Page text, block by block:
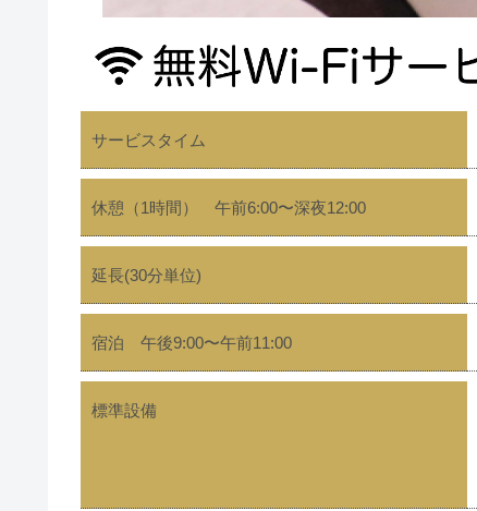
サービスタイム
休憩（1時間） 午前6:00〜深夜12:00​
延長(30分単位)
宿泊 午後9:00〜午前11:00
標準設備